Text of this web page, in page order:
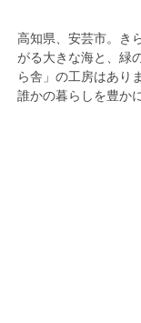
高知県、安芸市。き
がる大きな海と、緑
ら舎」の工房はあり
誰かの暮らしを豊か